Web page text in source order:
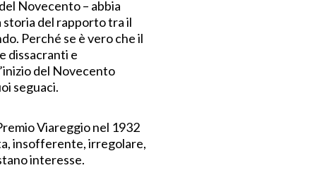
Novecento – abbia
storia del rapporto tra il
Perché se è vero che il
dissacranti e
del Novecento
seguaci.
Viareggio nel 1932
insofferente, irregolare,
interesse.